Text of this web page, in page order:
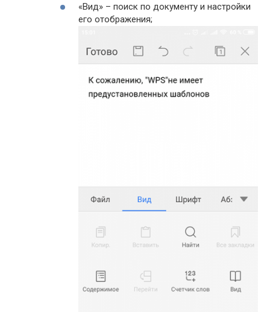
«Вид» – поиск по документу и настройки
его отображения;